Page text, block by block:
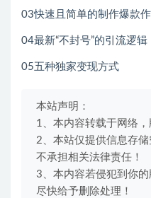
03快速且简单的制作爆款
04最新“不封号”的引流逻辑
05五种独家变现方式
本站声明：
1、本内容转载于网络，
2、本站仅提供信息存储
不承担相关法律责任！
3、本内容若侵犯到你
尽快给予删除处理！